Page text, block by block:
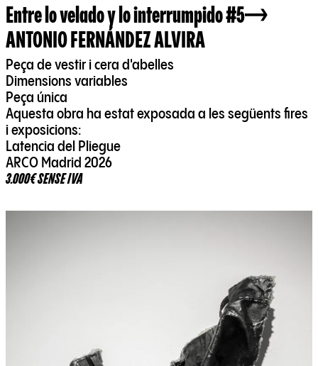
Entre lo velado y lo interrumpido #5
ANTONIO FERNÁNDEZ ALVIRA
Peça de vestir i cera d'abelles
Dimensions variables
Peça única
Aquesta obra ha estat exposada a les següents fires
i exposicions:
Latencia del Pliegue
ARCO Madrid 2026
3.000€ SENSE IVA